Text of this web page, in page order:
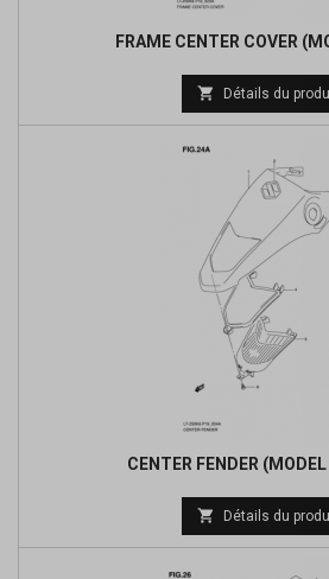
FRAME CENTER COVER
 Détails du
CENTER FENDER
 Détails du